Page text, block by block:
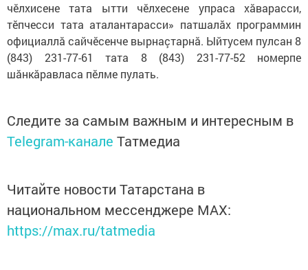
чӗлхисене тата ытти чӗлхесене упраса хăварасси,
тӗпчесси тата аталантарасси» патшалăх программин
официаллă сайчӗсенче вырнаçтарнă. Ыйтусем пулсан 8
(843) 231-77-61 тата 8 (843) 231-77-52 номерпе
шăнкăравласа пӗлме пулать.
Следите за самым важным и интересным в
Telegram-канале Татмедиа
Читайте новости Татарстана в
национальном мессенджере MАХ:
https://max.ru/tatmedia